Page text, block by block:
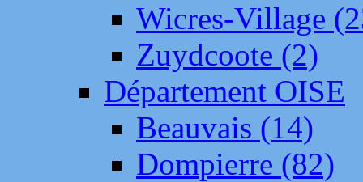
Wicres-Village
Zuydcoote (2)
Département OISE
Beauvais (14)
Dompierre (82)